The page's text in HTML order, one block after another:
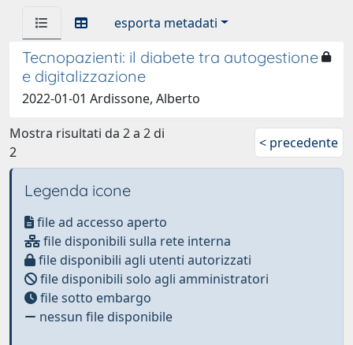
esporta metadati
Tecnopazienti: il diabete tra autogestione
e digitalizzazione
2022-01-01 Ardissone, Alberto
Mostra risultati da 2 a 2 di
2
< precedente
Legenda icone
file ad accesso aperto
file disponibili sulla rete interna
file disponibili agli utenti autorizzati
file disponibili solo agli amministratori
file sotto embargo
nessun file disponibile